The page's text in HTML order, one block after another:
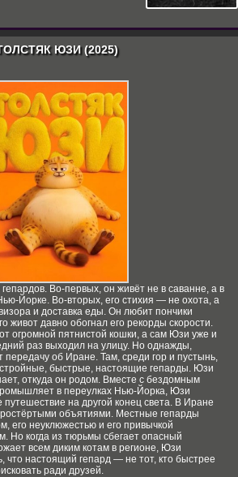
ЮЗИ (2025)
Во-первых, он живёт не в саванне, а в
Йорке. Во-вторых, его стихия — не охота, а
и доставка еды. Он любит пончики
живот давно обогнал его рекорды скорости.
огромной пятнистой кошки, а сам Юзи уже и
раз выходил на улицу. Но однажды,
передачу об Иране. Там, среди гор и пустынь,
быстрые, настоящие гепарды. Юзи
откуда он родом. Вместе с бездомным
в переулках Нью-Йорка, Юзи
путешествие на другой конец света. В Иране
объятиями. Местные гепарды
его неуклюжестью и его привычкой
Но когда из тюрьмы сбегает опасный
всем диким котам в регионе, Юзи
что настоящий гепард — не тот, кто быстрее
ради друзей.